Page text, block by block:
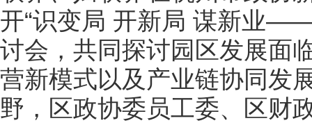
开“识变局 开新局 谋新业
讨会，共同探讨园区发展面
营新模式以及产业链协同发
野，区政协委员工委、区财